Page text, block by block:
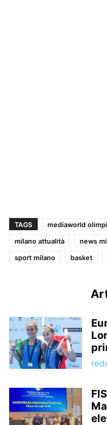
TAGS mediaworld
milano attualità
news
sport milano
basket